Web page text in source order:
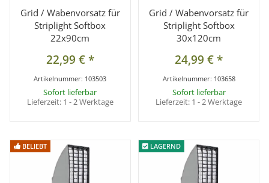
Grid / Wabenvorsatz für
Striplight Softbox
22x90cm
22,99 €*
Artikelnummer: 103503
Sofort lieferbar
Lieferzeit: 1 - 2 Werktage
Grid / Wabenvorsatz für
Striplight Softbox
30x120cm
24,99 €*
Artikelnummer: 103658
Sofort lieferbar
Lieferzeit: 1 - 2 Werktage
BELIEBT
BELIEBT LAGERND
LAGERND